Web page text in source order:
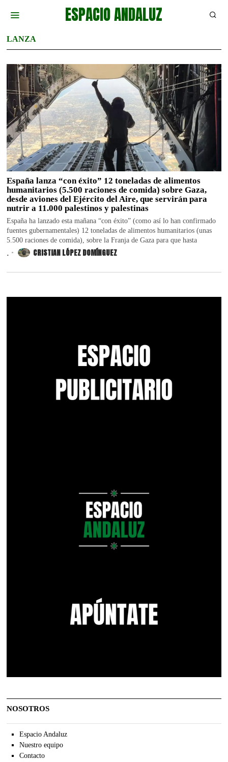
ESPACIO ANDALUZ
LANZA
España lanza “con éxito” 12 toneladas de alimentos
humanitarios (5.500 raciones de comida) sobre Gaza,
desde aviones del Ejército del Aire, que servirán para
nutrir a 11.000 palestinos y palestinas
España ha lanzado esta mañana “con éxito” (como así lo han confirmado
fuentes gubernamentales) 12 toneladas de alimentos humanitarios (unas
5.500 raciones de comida), sobre la Franja de Gaza para que hasta
. CRISTIAN LÓPEZ DOMÍNGUEZ
NOSOTROS
Espacio Andaluz
Nuestro equipo
Contacto